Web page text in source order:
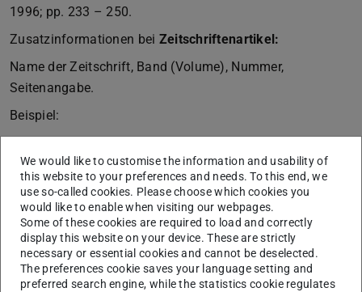
1996; pp. 233 – 250.
Zusatzinformationen bei Zeitschriftenartikel:
Name der Zeitschrift, Band (Volume), Nummer,
Seitenangabe.
Beispiel:
Paradigms for Distributed Multimedia Applications. IEEE
Multimedia Journal; Vol 3, No 3; Fall 1996; pp. 48 – 61.
Vortragsaufbau
Ziel der Präsentation ist, daß die anderen Teilnehmer des
Seminars über das jeweilige Thema etwas Lernen. Dazu
kurz ein Ausflug in die Psychologie:
We would like to customise the information and usability of
this website to your preferences and needs. To this end, we
use so-called cookies. Please choose which cookies you
would like to enable when visiting our webpages.
Some of these cookies are required to load and correctly
display this website on your device. These are strictly
necessary or essential cookies and cannot be deselected.
The preferences cookie saves your language setting and
preferred search engine, while the statistics cookie regulates